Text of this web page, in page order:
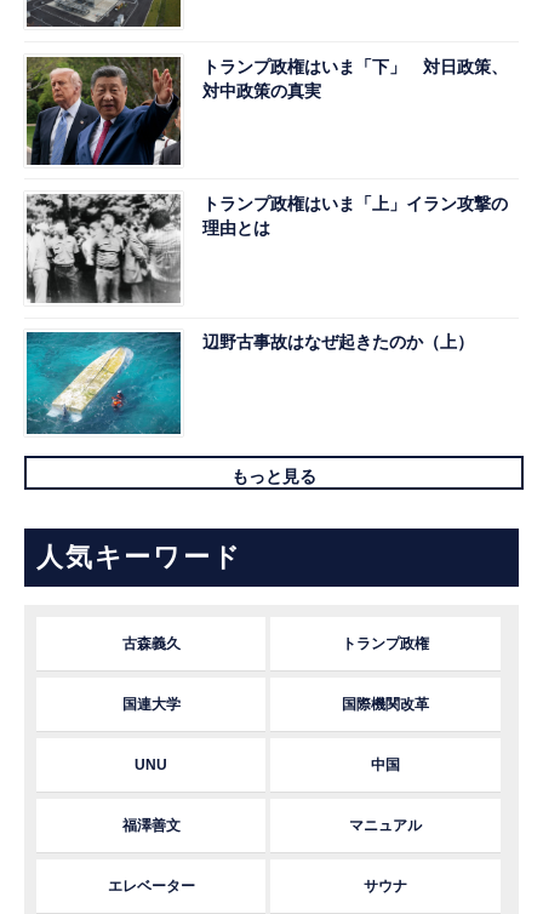
トランプ政権はいま「下」 対日政策、
対中政策の真実
トランプ政権はいま「上」イラン攻撃の
理由とは
辺野古事故はなぜ起きたのか（上）
もっと見る
人気キーワード
古森義久 トランプ政権
国連大学 国際機関改革
UNU 中国
福澤善文 マニュアル
エレベーター サウナ